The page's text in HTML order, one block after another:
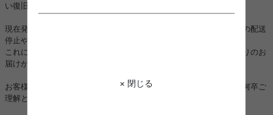
× 閉じる
い復旧と、皆様の安全を心よりお祈り申し上げます。
現在発生しております地震の影響により、一部地域においてお荷物の配送
停止や大幅な遅延が生じております。
これに伴い、配達日時をご指定いただいている場合でも、ご希望通りのお
届けができない可能性がございます。
お客様にはご不便とご迷惑をおかけし大変申し訳ございませんが、何卒ご
理解とご協力を賜りますようお願い申し上げます。